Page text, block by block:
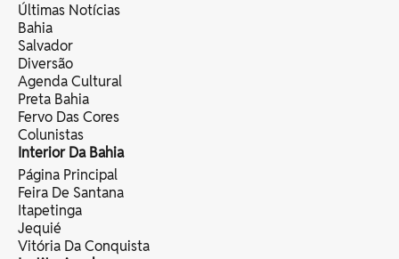
Últimas Notícias
Bahia
Salvador
Diversão
Agenda Cultural
Preta Bahia
Fervo Das Cores
Colunistas
Interior Da Bahia
Página Principal
Feira De Santana
Itapetinga
Jequié
Vitória Da Conquista